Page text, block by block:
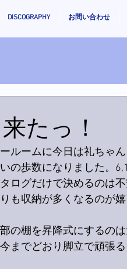
DISCOGRAPHY お問い合わせ
たっ！
ルームに今日は礼ちゃ
の歩数になりました。
ログだけで決めるのは
も収納が多くなるのが
の棚を昇降式にするの
までどおり脚立で頑張